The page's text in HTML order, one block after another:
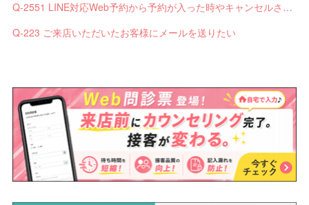
Q-2551 LINE対応Web予約から予約が入った時やキャンセルされた時、サロンやお客様へは通知されますか？
Q-223 ご来店いただいたお客様にメールを送りたい